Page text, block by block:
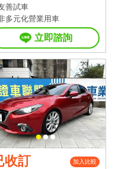
善試車
多元化營業用車
立即諮詢
收訂 加入比較